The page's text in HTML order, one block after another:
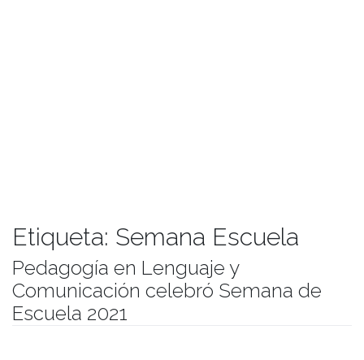
Etiqueta: Semana Escuela
Pedagogía en Lenguaje y
Comunicación celebró Semana de
Escuela 2021